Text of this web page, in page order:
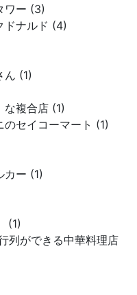
ワー (3)
ドナルド (4)
ん (1)
な複合店 (1)
セイコーマート (1)
カー (1)
(1)
列ができる中華料理店